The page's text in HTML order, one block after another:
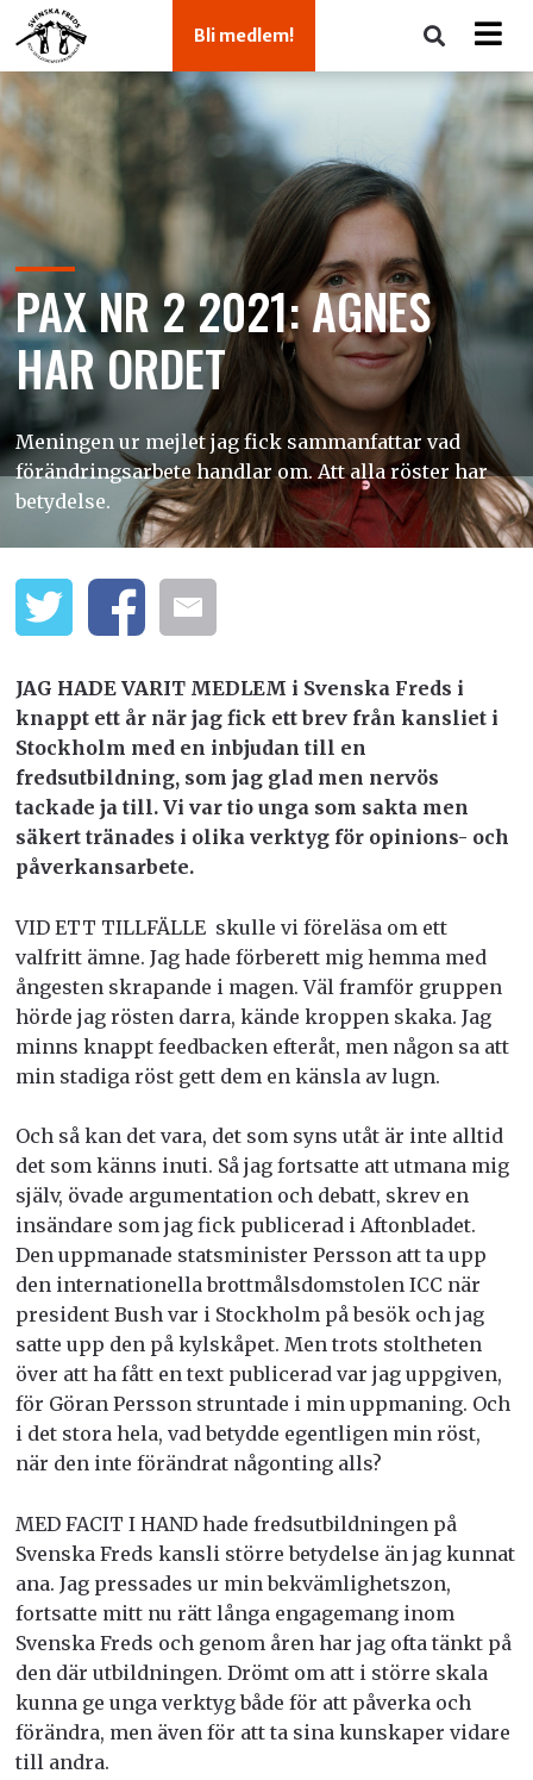
Bli medlem!
PAX NR 2 2021: AGNES
HAR ORDET
Meningen ur mejlet jag fick sammanfattar vad
förändringsarbete handlar om. Att alla röster har
betydelse.
JAG HADE VARIT MEDLEM i Svenska Freds i
knappt ett år när jag fick ett brev från kansliet i
Stockholm med en inbjudan till en
fredsutbildning, som jag glad men nervös
tackade ja till. Vi var tio unga som sakta men
säkert tränades i olika verktyg för opinions- och
påverkansarbete.
VID ETT TILLFÄLLE skulle vi föreläsa om ett
valfritt ämne. Jag hade förberett mig hemma med
ångesten skrapande i magen. Väl framför gruppen
hörde jag rösten darra, kände kroppen skaka. Jag
minns knappt feedbacken efteråt, men någon sa att
min stadiga röst gett dem en känsla av lugn.
Och så kan det vara, det som syns utåt är inte alltid
det som känns inuti. Så jag fortsatte att utmana mig
själv, övade argumentation och debatt, skrev en
insändare som jag fick publicerad i Aftonbladet.
Den uppmanade statsminister Persson att ta upp
den internationella brottmålsdomstolen ICC när
president Bush var i Stockholm på besök och jag
satte upp den på kylskåpet. Men trots stoltheten
över att ha fått en text publicerad var jag uppgiven,
för Göran Persson struntade i min uppmaning. Och
i det stora hela, vad betydde egentligen min röst,
när den inte förändrat någonting alls?
MED FACIT I HAND hade fredsutbildningen på
Svenska Freds kansli större betydelse än jag kunnat
ana. Jag pressades ur min bekvämlighetszon,
fortsatte mitt nu rätt långa engagemang inom
Svenska Freds och genom åren har jag ofta tänkt på
den där utbildningen. Drömt om att i större skala
kunna ge unga verktyg både för att påverka och
förändra, men även för att ta sina kunskaper vidare
till andra.